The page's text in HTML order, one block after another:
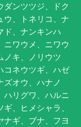
ンツツジ、ドク
ウ、トネリコ、ナ
ド、ナンキンハ
ニワウメ、ニワウ
ノキ、ノリウツ
コネウツギ、ハゼ
ズオウ、ハナノ
ハリグワ、ハルニ
、ヒメシャラ、
ナギ、ブナ、フヨ